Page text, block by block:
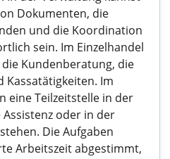
Dokumenten, die
und die Koordination
sein. Im Einzelhandel
Kundenberatung, die
Im
eine Teilzeitstelle in der
Assistenz oder in der
Die Aufgaben
Arbeitszeit abgestimmt,